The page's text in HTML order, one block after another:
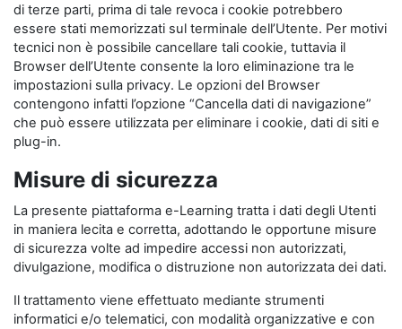
di terze parti, prima di tale revoca i cookie potrebbero
essere stati memorizzati sul terminale dell’Utente. Per motivi
tecnici non è possibile cancellare tali cookie, tuttavia il
Browser dell’Utente consente la loro eliminazione tra le
impostazioni sulla privacy. Le opzioni del Browser
contengono infatti l’opzione “Cancella dati di navigazione”
che può essere utilizzata per eliminare i cookie, dati di siti e
plug-in.
Misure di sicurezza
La presente piattaforma e-Learning tratta i dati degli Utenti
in maniera lecita e corretta, adottando le opportune misure
di sicurezza volte ad impedire accessi non autorizzati,
divulgazione, modifica o distruzione non autorizzata dei dati.
Il trattamento viene effettuato mediante strumenti
informatici e/o telematici, con modalità organizzative e con